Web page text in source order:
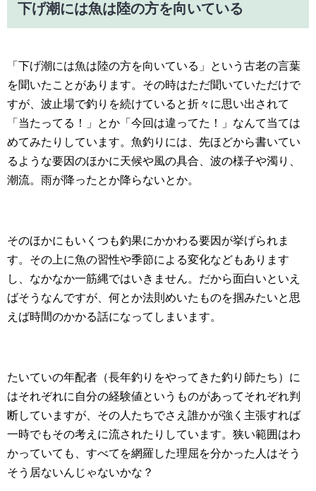
下げ潮には魚は陸の方を向いている
「下げ潮には魚は陸の方を向いている」という古老の言葉
を聞いたことがあります。その時はただ聞いていただけで
すが、波止場で釣りを続けていると折々に思い出されて
「当たってる！」とか「今回は違ってた！」なんて当ては
めてみたりしています。魚釣りには、先ほどから書いてい
るような要因のほかに天候や風の具合、波の様子や濁り、
潮流。雨が降ったとか降らないとか。
そのほかにもいくつも釣果にかかわる要因が挙げられま
す。その上に魚の習性や季節による変化などもあります
し、なかなか一筋縄ではいきません。だから面白いといえ
ばそうなんですが、何とか法則めいたものを掴みたいと思
えば時間のかかる話になってしまいます。
たいていの年配者（長年釣りをやってきた釣り師たち）に
はそれぞれに自分の経験値というものがあってそれぞれ判
断していますが、その人たちでさえ誰かが強く主張すれば
一時でもその考えに流されたりしています。狭い範囲はわ
かっていても、すべてを網羅した理屈を分かった人はそう
そう居ないんじゃないかな？